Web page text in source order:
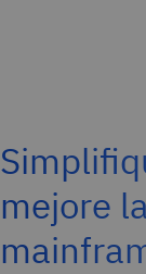
mejore